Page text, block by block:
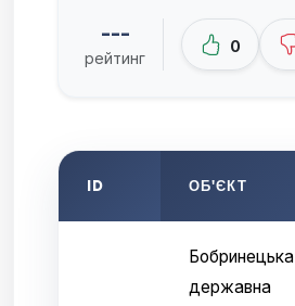
---
рейтинг
0
ID ОБ'ЄКТ
Бобринецька
державна